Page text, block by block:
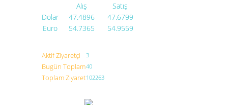
Alış
Satış
Dolar
47.4896
47.6799
Euro
54.7365 54.9559
Aktif Ziyaretçi 3
Bugün Toplam40
Toplam Ziyaret102263